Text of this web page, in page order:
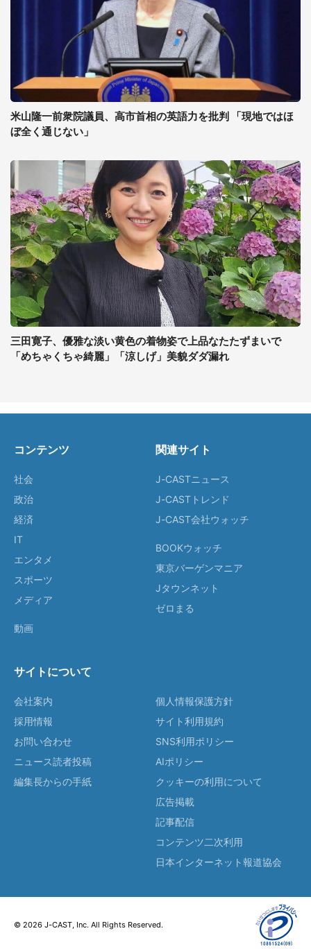
米山隆一前衆院議員、高市首相の英語力を批判 「現地ではほ
ぼ全く通じない」
三田寛子、優雅な淡い黄色の着物姿で上品なたたずまいで
「めちゃくちゃ綺麗」「涼しげ」美貌ダダ漏れ
コンテンツ
社会
政治
経済
IT
エンタメ
スポーツ
メディア
動画
関連サイト
J-CASTニュース
J-CASTトレンド
J-CAST会社ウォッチ
BOOKウォッチ
東京バーゲンマニア
Jタウンネット
ゼロまる
サイトについて
会社案内
採用情報
お問い合わせ
ニュース読者投稿
編集長からの手紙
個人情報保護方針
サイト利用規約
SNS利用ポリシー
AIポリシー
クッキーの利用について
広告掲載
記事配信
コンテンツ二次利用
日本インターネット報道協会
© 2026 J-CAST, Inc. All Rights Reserved.